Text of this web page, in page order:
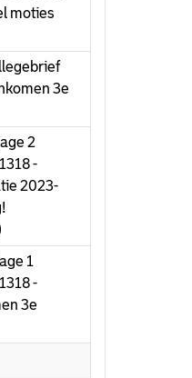
moties
3e
2
-
2023-
1
-
3e